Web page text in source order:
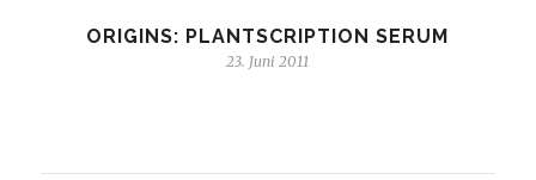
ORIGINS: PLANTSCRIPTION SERUM
23. Juni 2011